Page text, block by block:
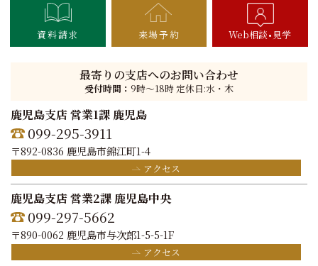
資料請求 来場予約 Web相談 見学
最寄りの支店へのお問い合わせ
受付時間： 9時〜18時 定休日:水・木
鹿児島支店 営業1課 鹿児島
099-295-3911
〒892-0836 鹿児島市錦江町1-4
アクセス
鹿児島支店 営業2課 鹿児島中央
099-297-5662
〒890-0062 鹿児島市与次郎1-5-5-1F
アクセス